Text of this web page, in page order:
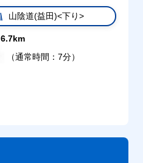
山陰道(益田)<下り>
6.7km
（通常時間：7分）